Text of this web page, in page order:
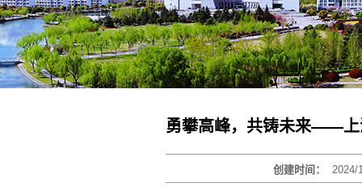
勇攀高峰，共铸未来——上
创建时间：2024/